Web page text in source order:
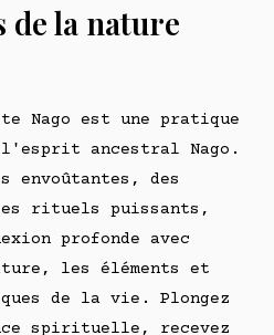
de la nature
Nago est une pratique
l'esprit ancestral Nago.
envoûtantes, des
rituels puissants,
profonde avec
les éléments et
de la vie. Plongez
spirituelle, recevez